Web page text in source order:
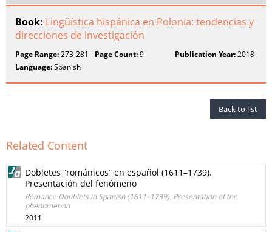
Book: Lingüística hispánica en Polonia: tendencias y
direcciones de investigación
Page Range:273-281 Page Count:9 Publication Year:2018
Language:Spanish
Back to list
Related Content
Dobletes “románicos” en español (1611–1739).
Presentación del fenómeno
Romance Doublets in Spanish (1611–1739). Presentation of the
phenomenon
2011